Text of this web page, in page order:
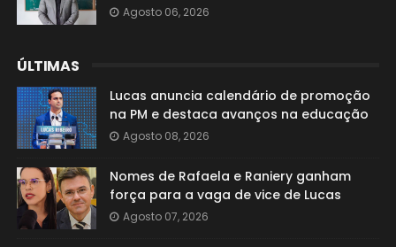
Agosto 06, 2026
ÚLTIMAS
Lucas anuncia calendário de promoção
na PM e destaca avanços na educação
Agosto 08, 2026
Nomes de Rafaela e Raniery ganham
força para a vaga de vice de Lucas
Agosto 07, 2026